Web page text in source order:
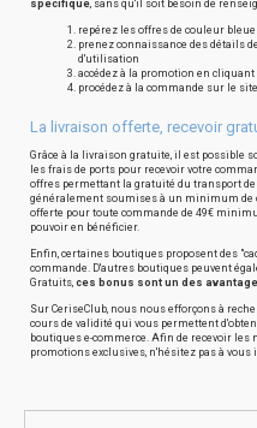
spécifique, sans qu'il soit besoin de
repérez les offres de couleur
prenez connaissance des détails
d'utilisation
accédez à la promotion en
procédez à la commande sur le
La livraison offerte, recevoir
Grâce à la livraison gratuite, il est possible
les frais de ports pour recevoir votre
offres permettant la gratuité du transport
généralement soumises à un minimum de
offerte pour toute commande de 49€
pouvoir en bénéficier.
Enfin, certaines boutiques proposent des
commande. D'autres boutiques peuvent
Gratuits, ces bonus sont un des
Sur CeriseClub, nous nous efforçons à
cours de validité qui vous permettent
boutiques e-commerce. Afin de recevoir
promotions exclusives, n'hésitez pas à